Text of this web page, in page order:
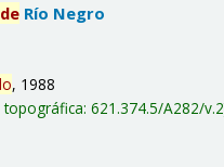
de Río Negro
, 1988
topográfica:621.374.5/A282/v.2